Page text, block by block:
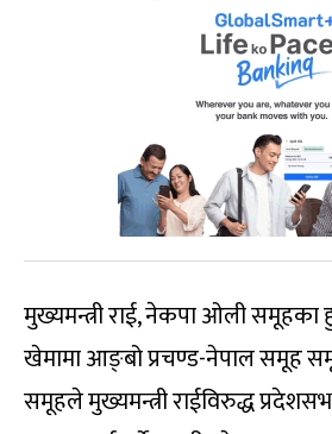
मुख्यमन्त्री राई, नेकपा ओली समूहका
खेमामा आङ्बो प्रचण्ड-नेपाल समूह
समूहले मुख्यमन्त्री राईविरुद्ध